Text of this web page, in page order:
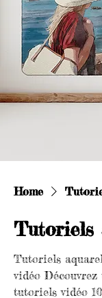
Home
Tutoriels
Tutoriels
vidéo Découvrez une collection de
tutoriels vidéo